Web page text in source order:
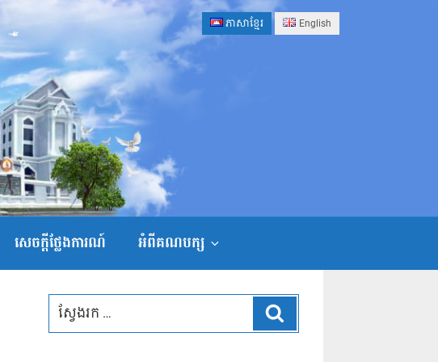
ភាសាខ្មែរ English
សេចក្ដីថ្លែងការណ៍ អំពីគណបក្ស